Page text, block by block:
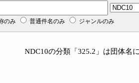
のみ 普通件名のみ ジャンルのみ
NDC10の分類「325.2」は団体名